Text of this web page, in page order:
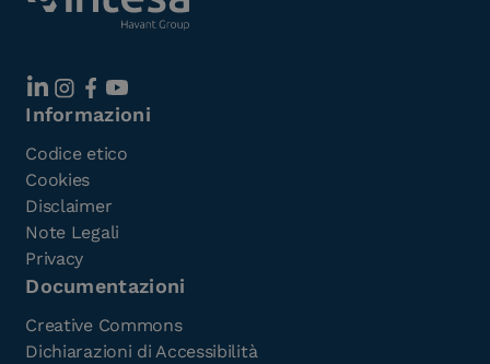
Informazioni
Codice etico
Cookies
Disclaimer
Note Legali
Privacy
Documentazioni
Creative Commons
Dichiarazioni di Accessibilità